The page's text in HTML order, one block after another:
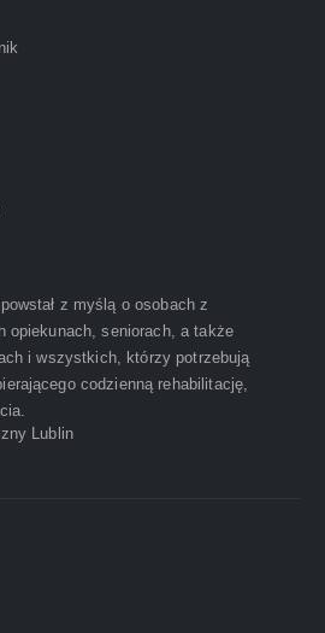
z myślą o osobach z
opiekunach, seniorach, a także
i wszystkich, którzy potrzebują
codzienną rehabilitację,
Lublin